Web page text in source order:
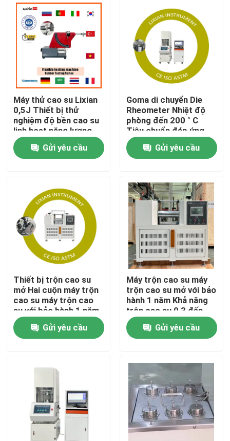
Nhà
Hiển thị VR
Về chúng tôi
Kiểm soát chất lượng
Liên hệ chúng tôi
Tin tức
Các trường hợp
Máy thí nghiệm
Máy thử cao su Lixian
0,5J Thiết bị thử
nghiệm độ bền cao su
linh hoạt năng lượng
Gửi yêu cầu
Goma di chuyển Die
Rheometer Nhiệt độ
phòng đến 200 ° C
Tiêu chuẩn đáp ứng,
ISO 6502 Áp suất 0,5
Mpa-0,65 Mpa
Gửi yêu cầu
Thiết bị trộn cao su
mở Hai cuộn máy trộn
cao su máy trộn cao
su với bảo hành 1 năm
Gửi yêu cầu
Máy trộn cao su máy
trộn cao su mở với bảo
hành 1 năm Khả năng
trộn cao su 0,3 đến
2kg
Gửi yêu cầu